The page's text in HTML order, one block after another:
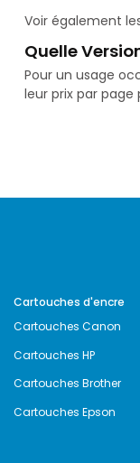
Voir également
Quelle
Pour un usage
leur prix par page
Cartouches d'encre
Cartouches Canon
Cartouches HP
Cartouches Brother
Cartouches Epson